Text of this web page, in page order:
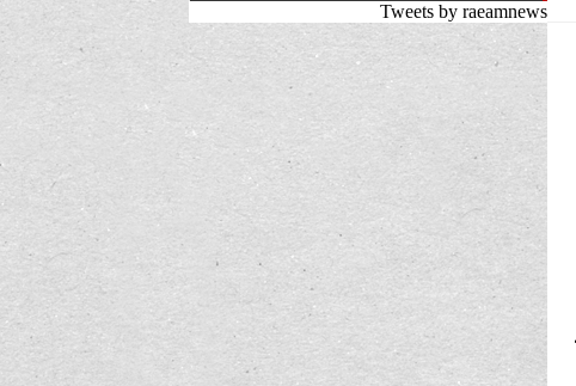
Tweets by raeamnews